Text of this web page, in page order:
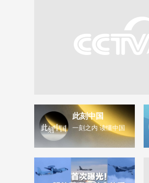
此刻中国
一刻之内 读懂中国